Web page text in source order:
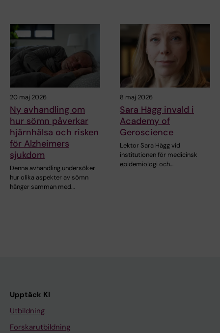
20 maj 2026
Ny avhandling om
hur sömn påverkar
hjärnhälsa och risken
för Alzheimers
sjukdom
Denna avhandling undersöker
hur olika aspekter av sömn
hänger samman med…
8 maj 2026
Sara Hägg invald i
Academy of
Geroscience
Lektor Sara Hägg vid
institutionen för medicinsk
epidemiologi och…
Upptäck KI
Utbildning
Forskarutbildning